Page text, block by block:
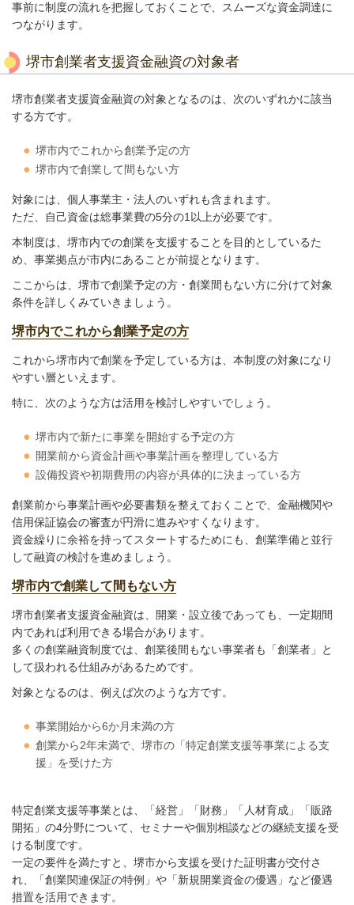
事前に制度の流れを把握しておくことで、スムーズな資金調達に
つながります。
堺市創業者支援資金融資の対象者
堺市創業者支援資金融資の対象となるのは、次のいずれかに該当
する方です。
堺市内でこれから創業予定の方
堺市内で創業して間もない方
対象には、個人事業主・法人のいずれも含まれます。
ただ、自己資金は総事業費の5分の1以上が必要です。
本制度は、堺市内での創業を支援することを目的としているた
め、事業拠点が市内にあることが前提となります。
ここからは、堺市で創業予定の方・創業間もない方に分けて対象
条件を詳しくみていきましょう。
堺市内でこれから創業予定の方
これから堺市内で創業を予定している方は、本制度の対象になり
やすい層といえます。
特に、次のような方は活用を検討しやすいでしょう。
堺市内で新たに事業を開始する予定の方
開業前から資金計画や事業計画を整理している方
設備投資や初期費用の内容が具体的に決まっている方
創業前から事業計画や必要書類を整えておくことで、金融機関や
信用保証協会の審査が円滑に進みやすくなります。
資金繰りに余裕を持ってスタートするためにも、創業準備と並行
して融資の検討を進めましょう。
堺市内で創業して間もない方
堺市創業者支援資金融資は、開業・設立後であっても、一定期間
内であれば利用できる場合があります。
多くの創業融資制度では、創業後間もない事業者も「創業者」と
して扱われる仕組みがあるためです。
対象となるのは、例えば次のような方です。
事業開始から6か月未満の方
創業から2年未満で、堺市の「特定創業支援等事業による支
援」を受けた方
特定創業支援等事業とは、「経営」「財務」「人材育成」「販路
開拓」の4分野について、セミナーや個別相談などの継続支援を受
ける制度です。
一定の要件を満たすと、堺市から支援を受けた証明書が交付さ
れ、「創業関連保証の特例」や「新規開業資金の優遇」など優遇
措置を活用できます。